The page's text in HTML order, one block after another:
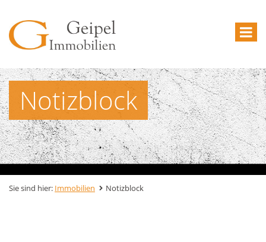
Notizblock
Sie sind hier: Immobilien Notizblock